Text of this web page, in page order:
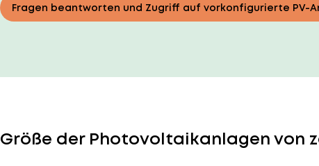
Fragen beantworten und Zugriff auf vorkonfigurierte PV-
Größe der Photovoltaikanlagen von